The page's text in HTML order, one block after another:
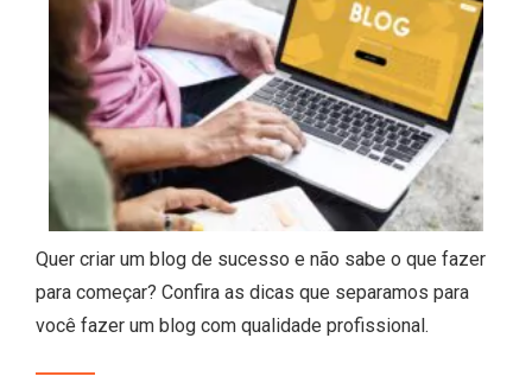
Quer criar um blog de sucesso e não sabe o que fazer
para começar? Confira as dicas que separamos para
você fazer um blog com qualidade profissional.